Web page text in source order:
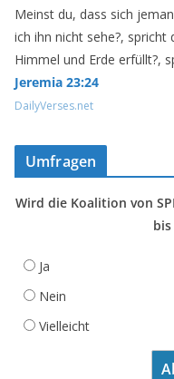
Meinst du, dass sich
ich ihn nicht sehe?, spricht
Himmel und Erde erfüllt?,
Jeremia 23:24
DailyVerses.net
Umfragen
Wird die Koalition von
Ja
Nein
Vielleicht